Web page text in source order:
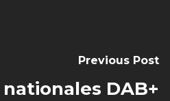
Previous Post
DAB+